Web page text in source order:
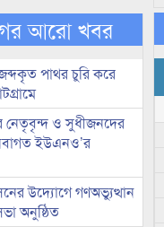
আরো খবর
পাথর চুরি করে
ও সুধীজনদের
ইউএনও’র
উদ্যোগে গণঅভ্যুত্থান
অনুষ্ঠিত